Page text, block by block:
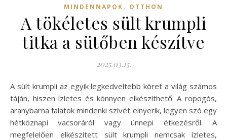
MINDENNAPOK, OTTHON
A tökéletes sült krumpli
titka a sütőben készítve
2025.03.15.
A sült krumpli az egyik legkedveltebb köret a világ számos
táján, hiszen ízletes és könnyen elkészíthető. A ropogós,
aranybarna falatok mindenki szívét elnyerik, legyen szó egy
hétköznapi vacsoráról vagy ünnepi étkezésről. A
megfelelően elkészített sült krumpli nemcsak ízletes,